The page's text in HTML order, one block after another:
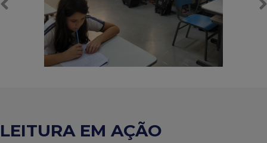
LEITURA EM AÇÃO